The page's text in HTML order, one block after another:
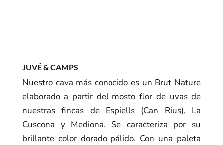
JUVÉ & CAMPS
Nuestro cava más conocido es un Brut Nature
elaborado a partir del mosto flor de uvas de
nuestras fincas de Espiells (Can Rius), La
Cuscona y Mediona. Se caracteriza por su
brillante color dorado pálido. Con una paleta